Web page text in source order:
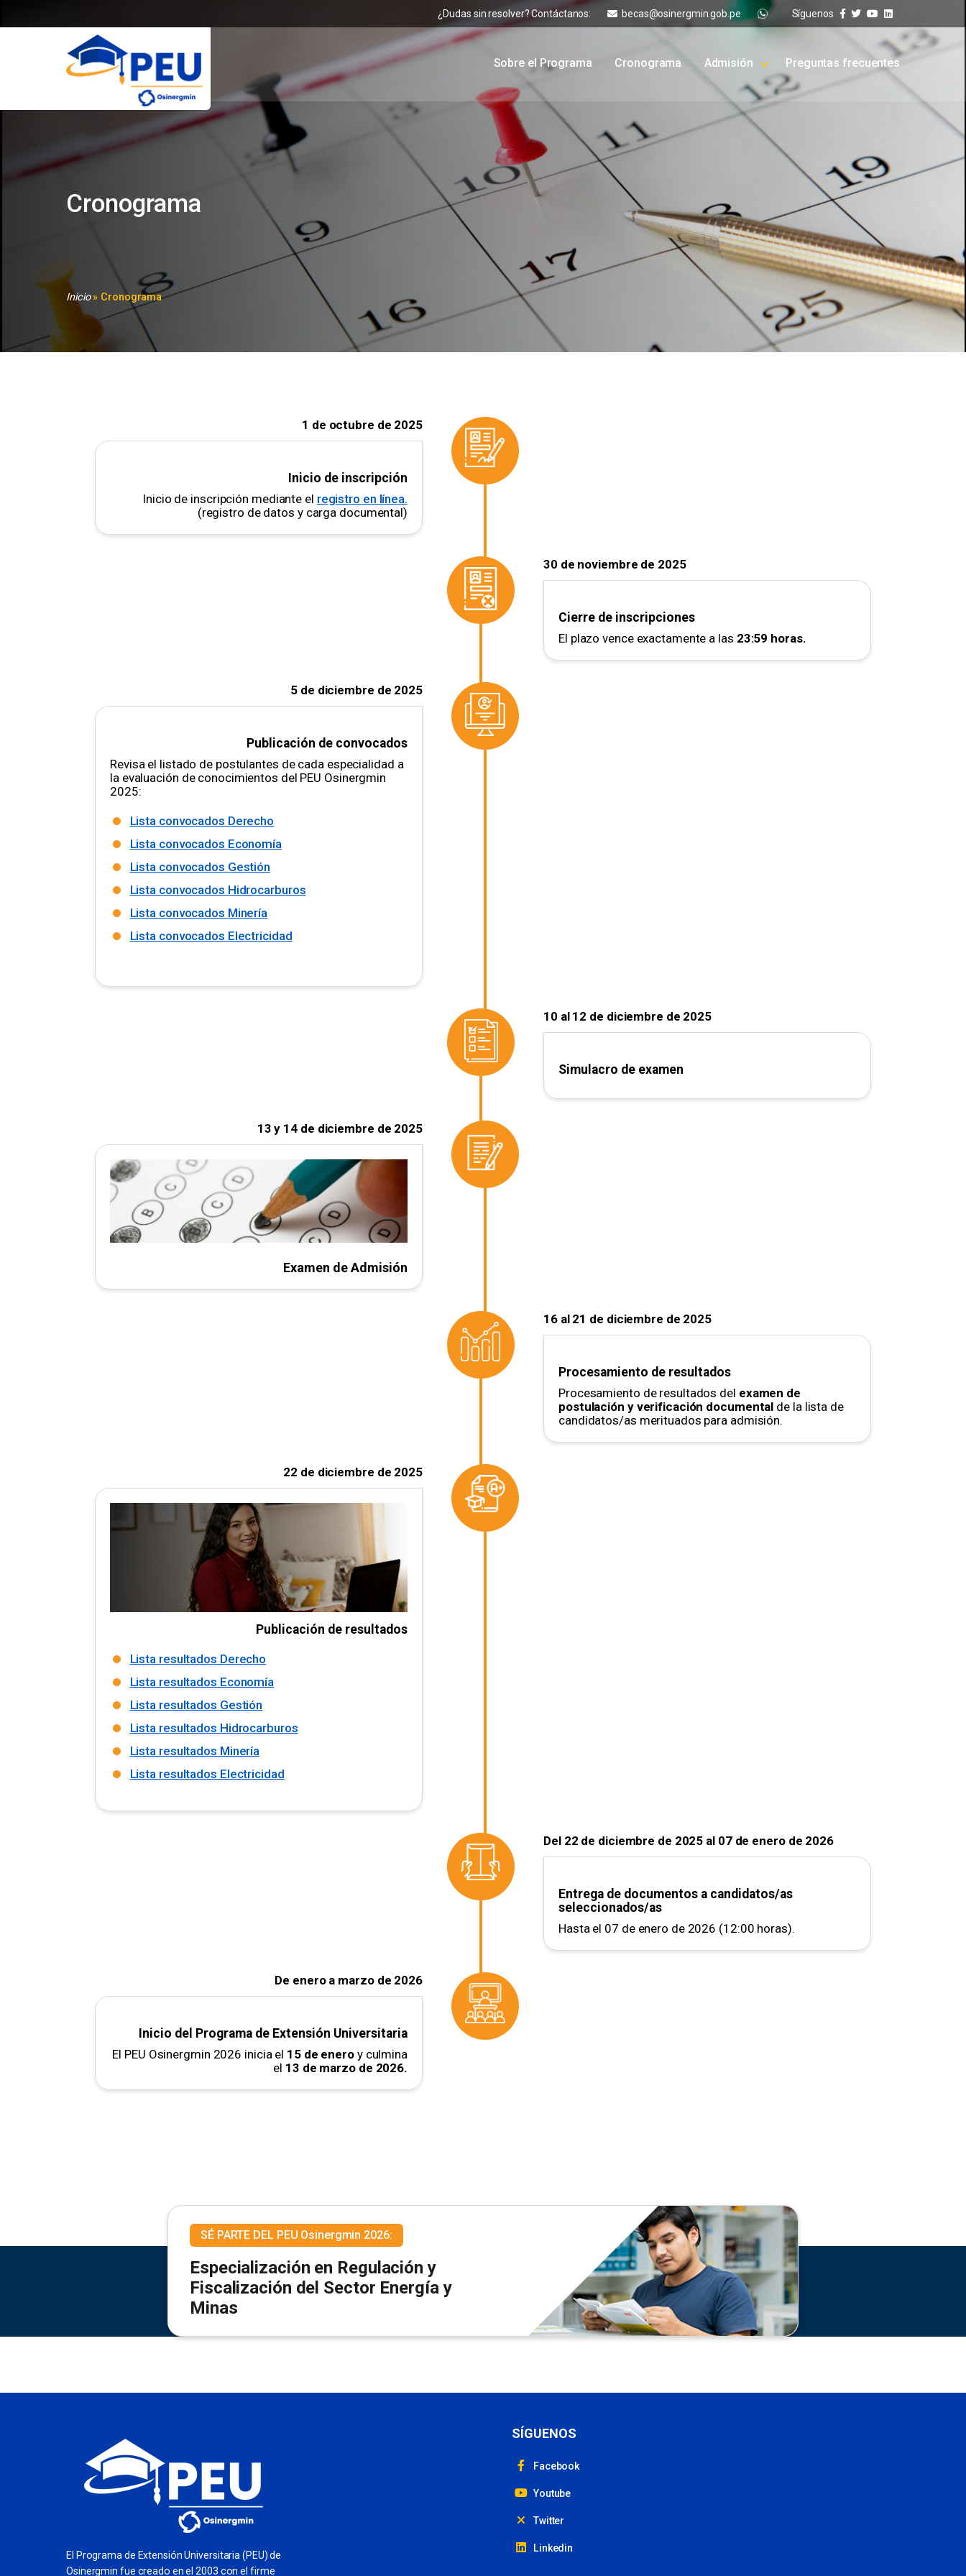
¿Dudas sin resolver? Contáctanos: becas@osinergmin.gob.pe Síguenos
Sobre el Programa Cronograma Admisión Preguntas frecuentes
Cronograma
Inicio» Cronograma
1 de octubre de 2025
Inicio de inscripción
Inicio de inscripción mediante el registro en línea.
(registro de datos y carga documental)
30 de noviembre de 2025
Cierre de inscripciones
El plazo vence exactamente a las 23:59 horas.
5 de diciembre de 2025
Publicación de convocados
Revisa el listado de postulantes de cada especialidad a
la evaluación de conocimientos del PEU Osinergmin
2025:
Lista convocados Derecho
Lista convocados Economía
Lista convocados Gestión
Lista convocados Hidrocarburos
Lista convocados Minería
Lista convocados Electricidad
10 al 12 de diciembre de 2025
Simulacro de examen
13 y 14 de diciembre de 2025
Examen de Admisión
16 al 21 de diciembre de 2025
Procesamiento de resultados
Procesamiento de resultados del examen de
postulación y verificación documental de la lista de
candidatos/as merituados para admisión.
22 de diciembre de 2025
Publicación de resultados
Lista resultados Derecho
Lista resultados Economía
Lista resultados Gestión
Lista resultados Hidrocarburos
Lista resultados Minería
Lista resultados Electricidad
Del 22 de diciembre de 2025 al 07 de enero de 2026
Entrega de documentos a candidatos/as
seleccionados/as
Hasta el 07 de enero de 2026 (12:00 horas).
De enero a marzo de 2026
Inicio del Programa de Extensión Universitaria
El PEU Osinergmin 2026 inicia el 15 de eneroy culmina
el 13 de marzo de 2026.
SÉ PARTE DEL PEU Osinergmin 2026:
Especialización en Regulación y
Fiscalización del Sector Energía y
Minas
El Programa de Extensión Universitaria (PEU) de
Osinergmin fue creado en el 2003 con el firme
SÍGUENOS
Facebook
Youtube
Twitter
Linkedin